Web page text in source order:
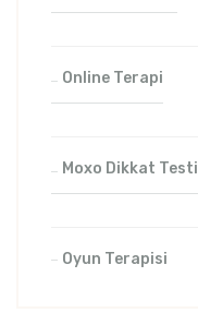
Online Terapi
Moxo Dikkat Testi
Oyun Terapisi